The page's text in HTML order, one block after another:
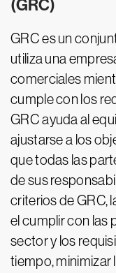
(GRC)
GRC es un
utiliza una
comerciales
cumple con los
GRC ayuda al
ajustarse a los
que todas las
de sus
criterios de GRC,
el cumplir con las
sector y los
tiempo, minimizar